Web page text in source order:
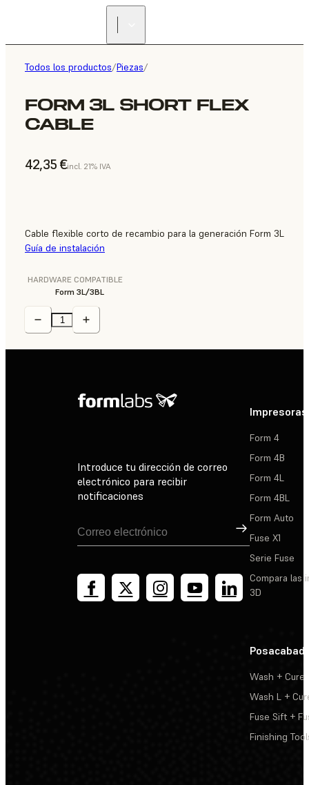
Todos los productos/Piezas/
FORM 3L SHORT FLEX
CABLE
42,35 €incl. 21% IVA
Cable flexible corto de recambio para la generación Form 3L
Guía de instalación
HARDWARE COMPATIBLE
Form 3L/3BL
Introduce tu dirección de correo
electrónico para recibir
notificaciones
Suscribirse
Impresoras
Form 4
Form 4B
Form 4L
Form 4BL
Form Auto
Fuse X1
Serie Fuse
Compara las
3D
Wash + Cure
Wash L +
Fuse Sift +
Finishing